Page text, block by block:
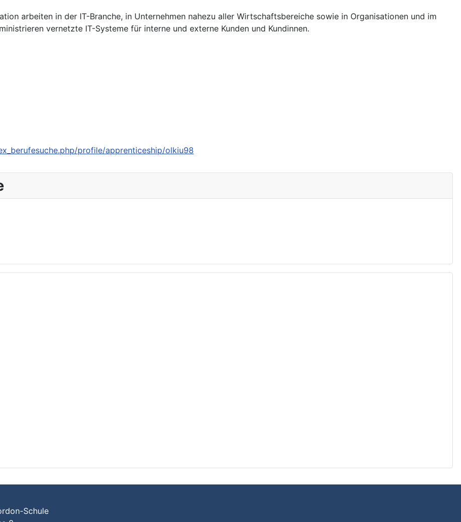
arbeiten in der IT-Branche, in Unternehmen nahezu aller Wirtschaftsbereiche sowie in Organisationen und im
vernetzte IT-Systeme für interne und externe Kunden und Kundinnen.
profile/apprenticeship/olkiu98
Schule